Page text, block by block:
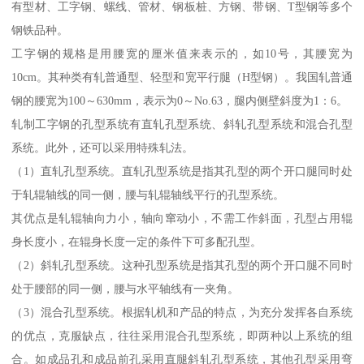
有型材、工字钢、螺线、管材、钢板桩、方钢、带钢、T型钢等多个
钢铁品种。
工字钢的规格是用腰宽的厘米值来表示的，如10号，其腰宽为
10cm。其种类有轧普通型、轻型和宽平行腿（H型钢）。我国轧普通
钢的腰宽为100～630mm，表示为0～No.63，腿内侧壁斜度为1：6。
轧制工字钢的孔型系统有直轧孔型系统、斜轧孔型系统和混合孔型
系统。此外，还可以采用特殊轧法。
（1）直轧孔型系统。直轧孔型系统是指其孔型的两个开口腿同时处
于轧辊轴线的同一侧，腰与轧辊轴线平行的孔型系统。
其优点是轧辊轴向力小，轴向窜动小，不需工作斜面，孔型占用辊
身长度小，在辊身长度一定的条件下可多配孔型。
（2）斜轧孔型系统。这种孔型系统是指其孔型的两个开口腿不同时
处于腰部的同一侧，腰与水平轴线有一夹角。
（3）混合孔型系统。根据轧机和产品的特点，为充分发挥各自系统
的优点，克服缺点，往往采用混合孔型系统，即两种以上系统的组
合。如成品孔和成品前孔采用直腿斜轧孔型系统，其他孔型采用弯